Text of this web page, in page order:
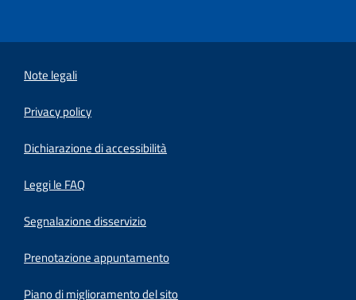
Note legali
Privacy policy
Dichiarazione di accessibilità
Leggi le FAQ
Segnalazione disservizio
Prenotazione appuntamento
Piano di miglioramento del sito